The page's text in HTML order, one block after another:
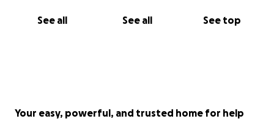
See all See all See top
Your easy, powerful, and trusted home for help